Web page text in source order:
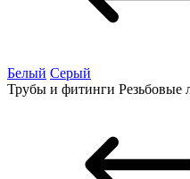
Белый Серый
Трубы и фитинги Резьбовые